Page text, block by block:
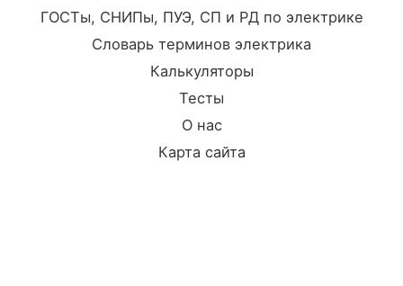
ГОСТы, СНИПы, ПУЭ, СП и РД по электрике
Словарь терминов электрика
Калькуляторы
Тесты
О нас
Карта сайта